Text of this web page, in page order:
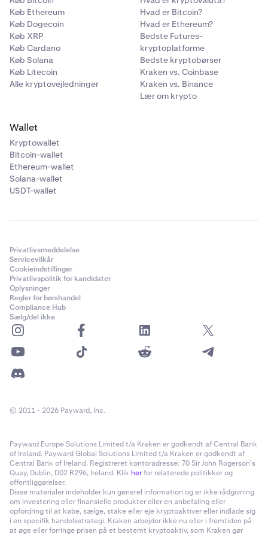
Køb Ethereum
Køb Dogecoin
Køb XRP
Køb Cardano
Køb Solana
Køb Litecoin
Alle kryptovejledninger
Hvad er Bitcoin?
Hvad er Ethereum?
Bedste Futures-
kryptoplatforme
Bedste kryptobørser
Kraken vs. Coinbase
Kraken vs. Binance
Lær om krypto
Wallet
Kryptowallet
Bitcoin-wallet
Ethereum-wallet
Solana-wallet
USDT-wallet
Privatlivsmeddelelse
Servicevilkår
Cookieindstillinger
Privatlivspolitik for kandidater
Oplysninger
Regler for børshandel
Compliance Hub
Sælg/del ikke
© 2011 - 2026 Payward, Inc.
Payward Europe Solutions Limited t/a Kraken er godkendt af Central Bank
of Ireland. Payward Global Solutions Limited t/a Kraken er godkendt af
Central Bank of Ireland. Registreret kontoradresse: 70 Sir John Rogerson’s
Quay, Dublin, D02 R296, Ireland. Klik herfor relaterede politikker og
offentliggørelser.
Disse materialer indeholder kun generel information og er ikke rådgivning
om investering eller finansielle produkter eller en anbefaling eller
opfordring til at købe, sælge, stake eller eje kryptoaktiver eller indlade sig
i en specifik handelsstrategi. Kraken arbejder ikke nu eller i fremtiden på
at øge eller forringe prisen på et bestemt kryptoaktiv, som Kraken gør